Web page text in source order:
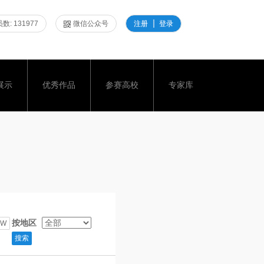
数: 131977 微信公众号 注册 登录
示 优秀作品 参赛高校 专家库
W
按地区